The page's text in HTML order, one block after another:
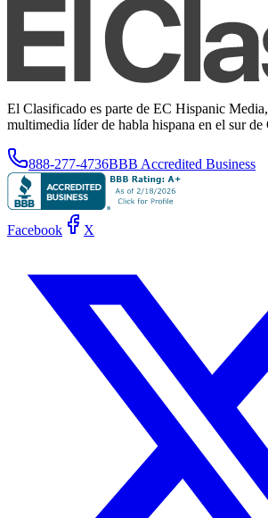
El Clasificado es parte de EC Hispanic
multimedia líder de habla hispana en el sur
888-277-4736BBB Accredited Business
Facebook X